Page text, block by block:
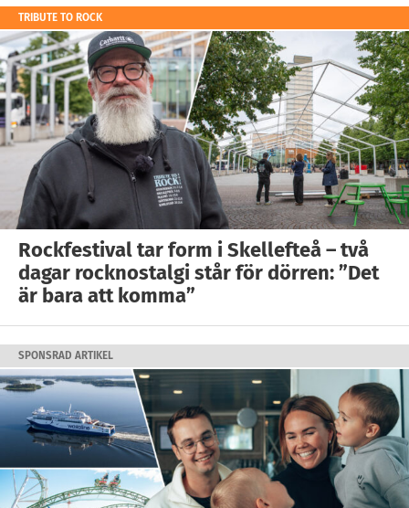
TRIBUTE TO ROCK
Rockfestival tar form i Skellefteå – två
dagar rocknostalgi står för dörren: ”Det
är bara att komma”
SPONSRAD ARTIKEL